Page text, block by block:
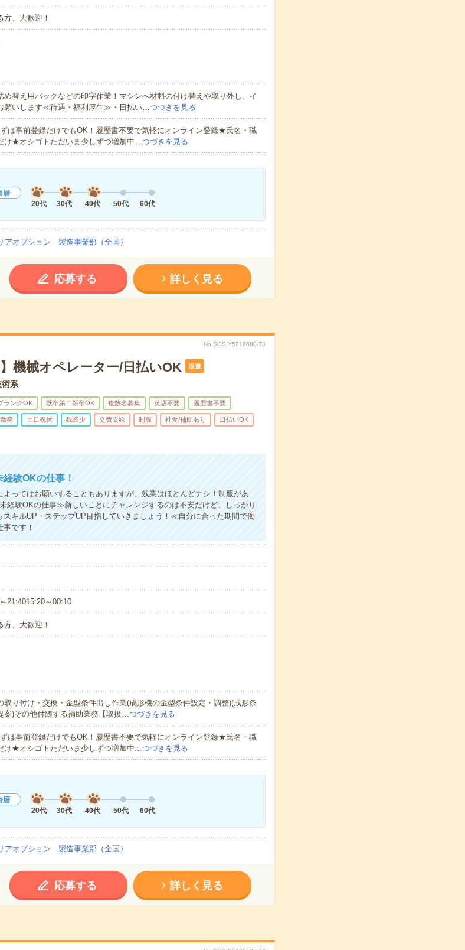
方、大歓迎！
め替え用パックなどの印字作業！マシンへ材料の付け替えや取り外し、イ
願いします≪待遇・福利厚生≫・日払い…つづきを見る
は事前登録だけでもOK！履歴書不要で気軽にオンライン登録★氏名・職
け★オシゴトただいま少しずつ増加中…つづきを見る
層
20代
30代 40代 50代 60代
アオプション 製造事業部（全国）
応募する 詳しく見る
No.SGSIY5212680-T3
】機械オペレーター/日払いOK 派遣
術系
ランクOK 既卒第二新卒OK 複数名募集 英語不要 履歴書不要
務 土日祝休 残業少 交費支給 制服 社食/補助あり 日払いOK
験OKの仕事！
ってはお願いすることもありますが、残業はほとんどナシ！制服があ
経験OKの仕事≫新しいことにチャレンジするのは不安だけど、しっかり
スキルUP・ステップUP目指していきましょう！≪自分に合った期間で働
です！
21:4015:20～00:10
方、大歓迎！
取り付け・交換・金型条件出し作業(成形機の金型条件設定・調整)(成形条
案)その他付随する補助業務【取扱…つづきを見る
は事前登録だけでもOK！履歴書不要で気軽にオンライン登録★氏名・職
け★オシゴトただいま少しずつ増加中…つづきを見る
層
20代
30代 40代 50代 60代
アオプション 製造事業部（全国）
応募する 詳しく見る